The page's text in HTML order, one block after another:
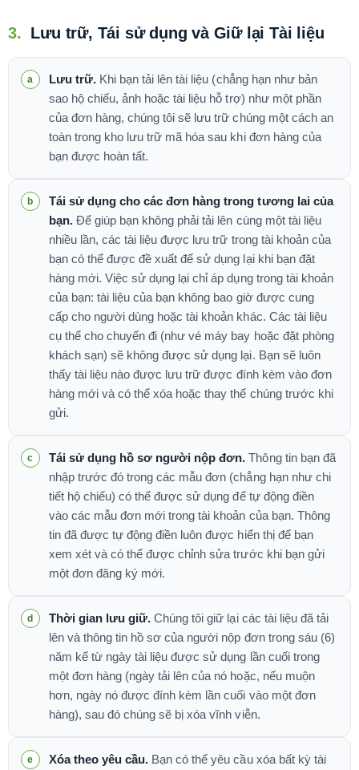
3. Lưu trữ, Tái sử dụng và Giữ lại Tài liệu
Lưu trữ. Khi bạn tải lên tài liệu (chẳng hạn như bản
sao hộ chiếu, ảnh hoặc tài liệu hỗ trợ) như một phần
của đơn hàng, chúng tôi sẽ lưu trữ chúng một cách an
toàn trong kho lưu trữ mã hóa sau khi đơn hàng của
bạn được hoàn tất.
Tái sử dụng cho các đơn hàng trong tương lai của
bạn. Để giúp bạn không phải tải lên cùng một tài liệu
nhiều lần, các tài liệu được lưu trữ trong tài khoản của
bạn có thể được đề xuất để sử dụng lại khi bạn đặt
hàng mới. Việc sử dụng lại chỉ áp dụng trong tài khoản
của bạn: tài liệu của bạn không bao giờ được cung
cấp cho người dùng hoặc tài khoản khác. Các tài liệu
cụ thể cho chuyến đi (như vé máy bay hoặc đặt phòng
khách sạn) sẽ không được sử dụng lại. Bạn sẽ luôn
thấy tài liệu nào được lưu trữ được đính kèm vào đơn
hàng mới và có thể xóa hoặc thay thế chúng trước khi
gửi.
Tái sử dụng hồ sơ người nộp đơn. Thông tin bạn đã
nhập trước đó trong các mẫu đơn (chẳng hạn như chi
tiết hộ chiếu) có thể được sử dụng để tự động điền
vào các mẫu đơn mới trong tài khoản của bạn. Thông
tin đã được tự động điền luôn được hiển thị để bạn
xem xét và có thể được chỉnh sửa trước khi bạn gửi
một đơn đăng ký mới.
Thời gian lưu giữ. Chúng tôi giữ lại các tài liệu đã tải
lên và thông tin hồ sơ của người nộp đơn trong sáu (6)
năm kể từ ngày tài liệu được sử dụng lần cuối trong
một đơn hàng (ngày tải lên của nó hoặc, nếu muộn
hơn, ngày nó được đính kèm lần cuối vào một đơn
hàng), sau đó chúng sẽ bị xóa vĩnh viễn.
Xóa theo yêu cầu. Bạn có thể yêu cầu xóa bất kỳ tài